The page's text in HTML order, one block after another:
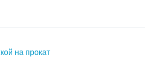
на прокат